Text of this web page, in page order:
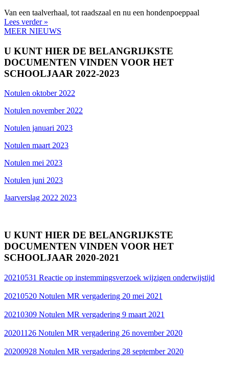
Van een taalverhaal, tot raadszaal en nu een hondenpoeppaal
Lees verder »
MEER NIEUWS
U KUNT HIER DE BELANGRIJKSTE
DOCUMENTEN VINDEN VOOR HET
SCHOOLJAAR 2022-2023
Notulen oktober 2022
Notulen november 2022
Notulen januari 2023
Notulen maart 2023
Notulen mei 2023
Notulen juni 2023
Jaarverslag 2022 2023
U KUNT HIER DE BELANGRIJKSTE
DOCUMENTEN VINDEN VOOR HET
SCHOOLJAAR 2020-2021
20210531 Reactie op instemmingsverzoek wijzigen onderwijstijd
20210520 Notulen MR vergadering 20 mei 2021
20210309 Notulen MR vergadering 9 maart 2021
20201126 Notulen MR vergadering 26 november 2020
20200928 Notulen MR vergadering 28 september 2020